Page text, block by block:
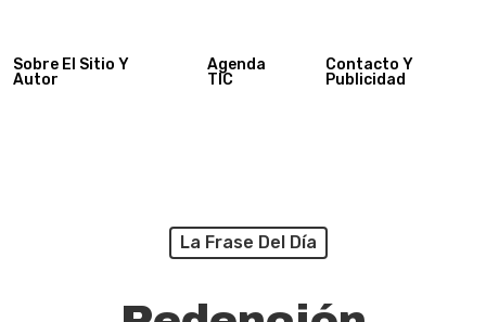
Sobre El Sitio Y
Autor
Agenda
TIC
Contacto Y
Publicidad
La Frase Del Día